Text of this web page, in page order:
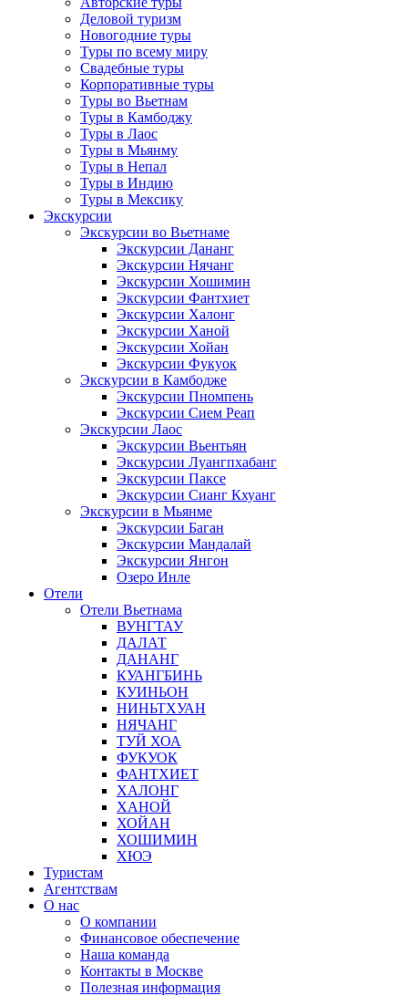
Деловой туризм
Новогодние туры
Туры по всему миру
Свадебные туры
Корпоративные туры
Туры во Вьетнам
Туры в Камбоджу
Туры в Лаос
Туры в Мьянму
Туры в Непал
Туры в Индию
Туры в Мексику
Экскурсии
Экскурсии во Вьетнаме
Экскурсии Дананг
Экскурсии Нячанг
Экскурсии Хошимин
Экскурсии Фантхиет
Экскурсии Халонг
Экскурсии Ханой
Экскурсии Хойан
Экскурсии Фукуок
Экскурсии в Камбодже
Экскурсии Пномпень
Экскурсии Сием Реап
Экскурсии Лаос
Экскурсии Вьентьян
Экскурсии Луангпхабанг
Экскурсии Паксе
Экскурсии Сианг Кхуанг
Экскурсии в Мьянме
Экскурсии Баган
Экскурсии Мандалай
Экскурсии Янгон
Озеро Инле
Отели
Отели Вьетнама
ВУНГТАУ
ДАЛАТ
ДАНАНГ
КУАНГБИНЬ
КУИНЬОН
НИНЬТХУАН
НЯЧАНГ
ТУЙ ХОА
ФУКУОК
ФАНТХИЕТ
ХАЛОНГ
ХАНОЙ
ХОЙАН
ХОШИМИН
ХЮЭ
Туристам
Агентствам
О нас
О компании
Финансовое обеспечение
Наша команда
Контакты в Москве
Полезная информация